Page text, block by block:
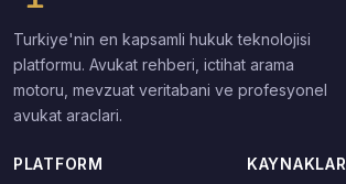
Turkiye'nin en kapsamli hukuk teknolojisi
platformu. Avukat rehberi, ictihat arama
motoru, mevzuat veritabani ve profesyonel
avukat araclari.
PLATFORM KAYNAKLAR